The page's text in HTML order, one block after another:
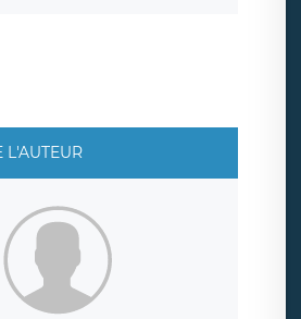
Senghor, joignable à l’adresse mail :
Vous avez
d’introduire une réclamation auprès
L'AUTEUR